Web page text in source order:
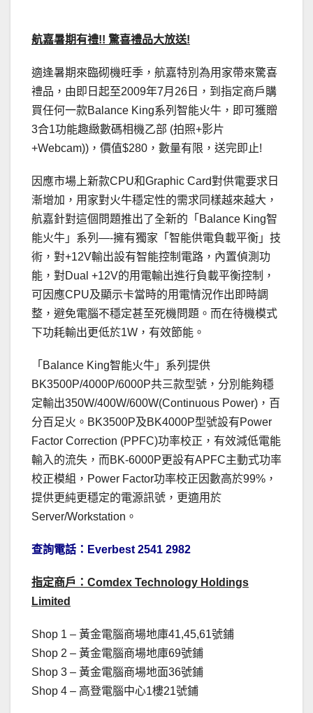
航嘉暑期有禮!! 驚喜禮品大放送!
適逢暑期來臨砌機旺季，航嘉特別為用家帶來驚喜
禮品，由即日起至2009年7月26日，到指定商戶購
買任何一款Balance King系列智能火牛，即可獲贈
3合1功能趣緻數碼相機乙部 (拍照+影片
+Webcam))，價值$280，數量有限，送完即止!
因應市場上新款CPU和Graphic Card對供電要求日
漸增加，用家對火牛穩定性的需求同樣越來越大，
航嘉針對這個問題推出了全新的「Balance King智
能火牛」系列—-擁有獨家「智能供電負載平衡」技
術，對+12V輸出設有智能控制電路，內置偵測功
能，對Dual +12V的用電輸出進行負載平衡控制，
可因應CPU及顯示卡當時的用電情況作出即時調
整，避免電腦不穩定甚至死機問題。而在待機模式
下功耗輸出更低於1W，有效節能。
「Balance King智能火牛」系列提供
BK3500P/4000P/6000P共三款型號，分別能夠穩
定輸出350W/400W/600W(Continuous Power)，百
分百足火。BK3500P及BK4000P型號設有Power
Factor Correction (PPFC)功率校正，有效減低電能
輸入的流失，而BK-6000P更設有APFC主動式功率
校正模組，Power Factor功率校正因數高於99%，
提供更純更穩定的電源訊號，更適用於
Server/Workstation。
查詢電話：Everbest 2541 2982
指定商戶： Comdex Technology Holdings
Limited
Shop 1 – 黃金電腦商場地庫41,45,61號鋪
Shop 2 – 黃金電腦商場地庫69號鋪
Shop 3 – 黃金電腦商場地面36號鋪
Shop 4 – 高登電腦中心1樓21號鋪